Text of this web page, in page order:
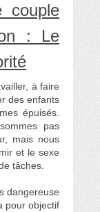
couple
: Le
à faire
des enfants
épuisés.
pas
mais nous
et le sexe
tâches.
dangereuse
pour objectif